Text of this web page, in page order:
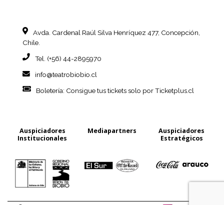
Avda. Cardenal Raúl Silva Henríquez 477, Concepción,
Chile.
Tel. (+56) 44-2895970
info@teatrobiobio.cl
Boletería: Consigue tus ticketssolo por Ticketplus.cl
Auspiciadores
Institucionales
Mediapartners
Auspiciadores
Estratégicos